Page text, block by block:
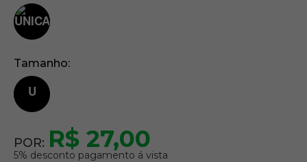
Tamanho
U
POR: R$ 27,00
5% desconto pagamento á vista